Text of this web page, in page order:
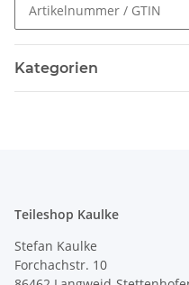
Kategorien
Teileshop Kaulke
Stefan Kaulke
Forchachstr. 10